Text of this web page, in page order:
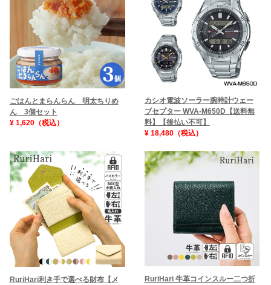
ごはんとまらんらん 明太ちりめ
ん 3個セット
¥ 1,620（税込）
カシオ電波ソーラー腕時計ウェー
ブセプター WVA-M650D【送料無
料】【後払い不可】
¥ 18,480（税込）
RuriHari利き手で選べる財布【メ
RuriHari 牛革コインスルー二つ折